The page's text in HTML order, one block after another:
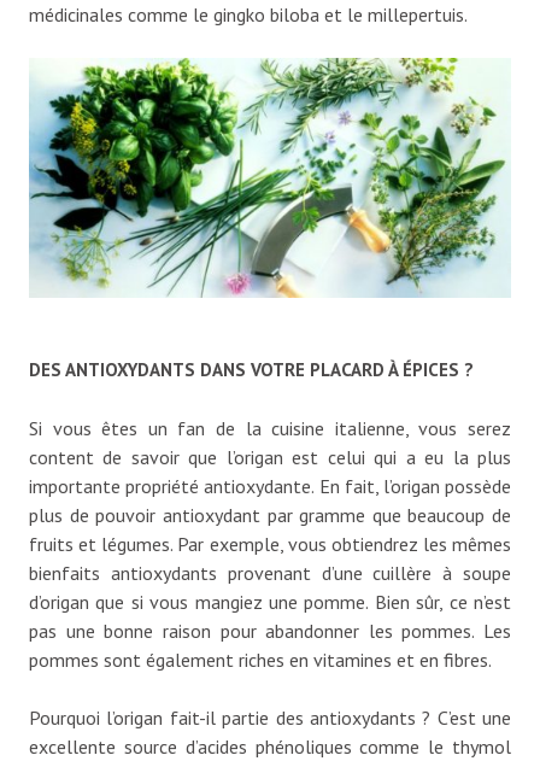
médicinales comme le gingko biloba et le millepertuis.
DES ANTIOXYDANTS DANS VOTRE PLACARD À ÉPICES ?
Si vous êtes un fan de la cuisine italienne, vous serez
content de savoir que l’origan est celui qui a eu la plus
importante propriété antioxydante. En fait, l’origan possède
plus de pouvoir antioxydant par gramme que beaucoup de
fruits et légumes. Par exemple, vous obtiendrez les mêmes
bienfaits antioxydants provenant d’une cuillère à soupe
d’origan que si vous mangiez une pomme. Bien sûr, ce n’est
pas une bonne raison pour abandonner les pommes. Les
pommes sont également riches en vitamines et en fibres.
Pourquoi l’origan fait-il partie des antioxydants ? C’est une
excellente source d’acides phénoliques comme le thymol